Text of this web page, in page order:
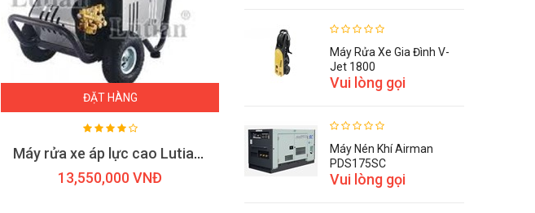
ĐẶT HÀNG
Máy rửa xe áp lực cao Lutian 18M17.5-3T
13,550,000 VNĐ
15,400,000 VNĐ
Máy Rửa Xe Gia Đình V-
Jet 1800
Vui lòng gọi
Máy Nén Khí Airman
PDS175SC
Vui lòng gọi